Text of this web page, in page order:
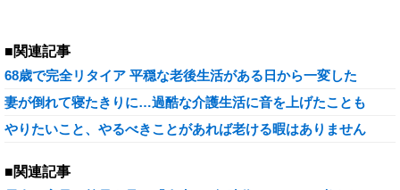
■関連記事
68歳で完全リタイア 平穏な老後生活がある日から一変した
妻が倒れて寝たきりに…過酷な介護生活に音を上げたことも
やりたいこと、やるべきことがあれば老ける暇はありません
■関連記事